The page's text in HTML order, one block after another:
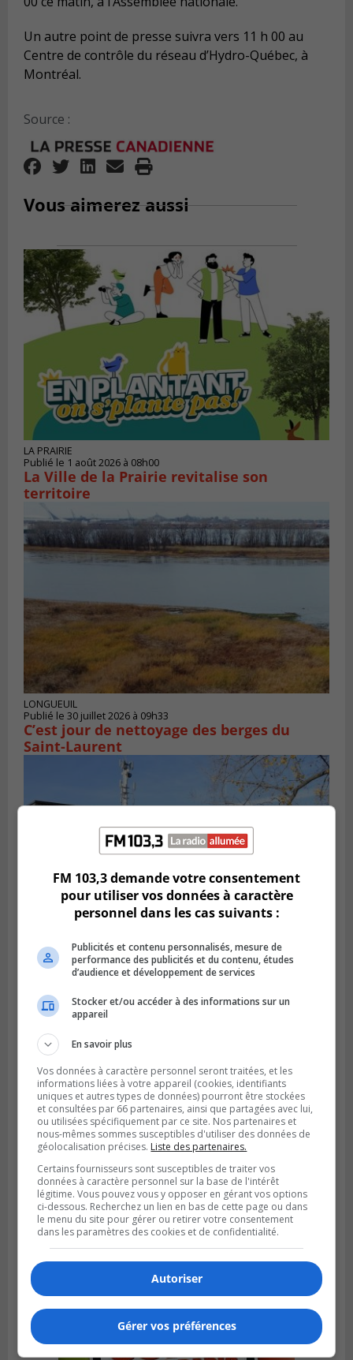
Un autre point de presse suivra vers 11 h 00 au
Centre de contrôle du réseau d’Hydro-Québec, à
Montréal.
Source :
Vous aimerez aussi
LA PRAIRIE
Publié le 1 août 2026 à 08h00
La Ville de la Prairie revitalise son
territoire
LONGUEUIL
Publié le 30 juillet 2026 à 09h33
C’est jour de nettoyage des berges du
Saint-Laurent
CANDIAC
Publié le 27 juillet 2026 à 14h40
Candiac propulse sa transition verte
SAINT-BRUNO-DE-MONTARVILLE
Publié le 26 juillet 2026 à 08h01
Saint‑Bruno veut accélérer l’abandon des
outils à essence
FM 103,3 demande votre consentement
pour utiliser vos données à caractère
personnel dans les cas suivants :
Publicités et contenu personnalisés, mesure de
performance des publicités et du contenu, études
d’audience et développement de services
Stocker et/ou accéder à des informations sur un
appareil
En savoir plus
Vos données à caractère personnel seront traitées, et les
informations liées à votre appareil (cookies, identifiants
uniques et autres types de données) pourront être stockées
et consultées par 66 partenaires, ainsi que partagées avec lui,
ou utilisées spécifiquement par ce site. Nos partenaires et
nous-mêmes sommes susceptibles d'utiliser des données de
géolocalisation précises. Liste des partenaires.
Certains fournisseurs sont susceptibles de traiter vos
données à caractère personnel sur la base de l'intérêt
légitime. Vous pouvez vous y opposer en gérant vos options
ci-dessous. Recherchez un lien en bas de cette page ou dans
le menu du site pour gérer ou retirer votre consentement
dans les paramètres des cookies et de confidentialité.
Autoriser
Gérer vos préférences